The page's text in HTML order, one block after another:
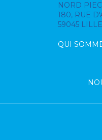
NORD
180, RUE
59045
QUI